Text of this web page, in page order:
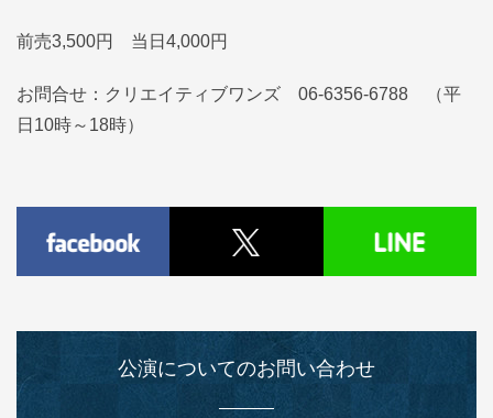
前売3,500円 当日4,000円
お問合せ：クリエイティブワンズ 06-6356-6788 （平
日10時～18時）
公演についてのお問い合わせ